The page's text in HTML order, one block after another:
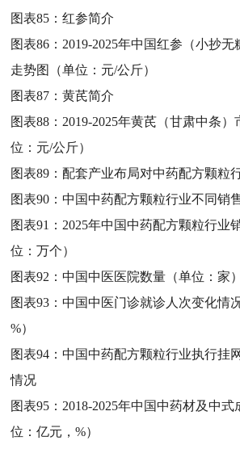
图表85：红参简介
图表86： 2019-2025年中国红参（小抄
走势图（单位：元/公斤）
图表87：黄芪简介
图表88： 2019-2025年黄芪（甘肃中条
位：元/公斤）
图表89：配套产业布局对中药配方颗粒
图表90：中国中药配方颗粒行业不同销
图表91： 2025年中国中药配方颗粒行业
位：万个）
图表92：中国中医医院数量（单位：家）
图表93：中国中医门诊就诊人次变化情
%）
图表94：中国中药配方颗粒行业执行挂
情况
图表95： 2018-2025年中国中药材及中
位：亿元，%）